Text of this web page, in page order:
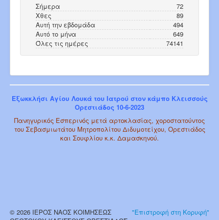
Σήμερα
72
Χθες
89
Αυτή την εβδομάδα
494
Αυτό το μήνα
649
Όλες τις ημέρες
74141
Εξωκκλήσι Αγίου Λουκά του Ιατρού στον κάμπο Κλεισσούς
Ορεστιάδος 10-6-2023
Πανηγυρικός Εσπερινός μετά αρτοκλασίας, χοροστατούντος
του Σεβασμιωτάτου Μητροπολίτου Διδυμοτείχου, Ορεστιάδος
και Σουφλίου κ.κ. Δαμασκηνού.
"Επιστροφή στη Κορυφή"
© 2026 ΙΕΡΟΣ ΝΑΟΣ ΚΟΙΜΗΣΕΩΣ